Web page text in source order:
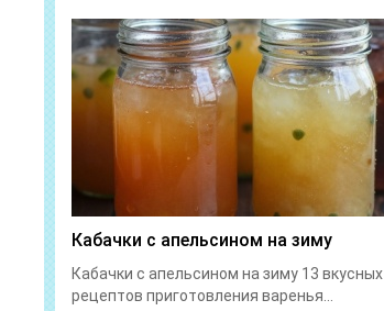
Кабачки с апельсином на зиму
Кабачки с апельсином на зиму 13 вкусных
рецептов приготовления варенья...